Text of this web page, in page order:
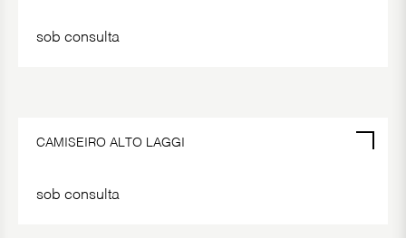
sob consulta
CAMISEIRO ALTO LAGGI
sob consulta